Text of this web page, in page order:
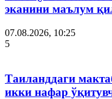
эканини маълум
07.08.2026, 10:25
5
Таиланддаги
икки нафар